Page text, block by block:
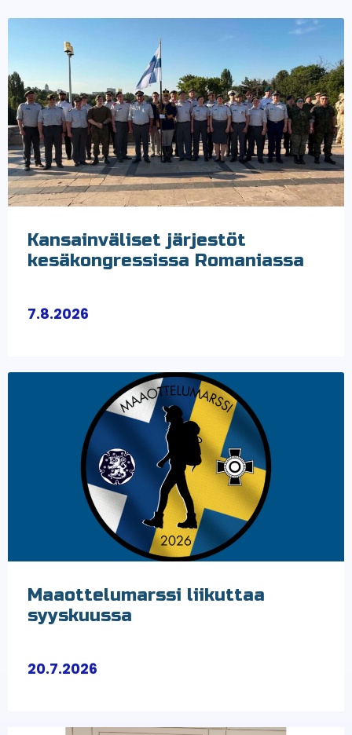
Kansainväliset järjestöt
kesäkongressissa Romaniassa
7.8.2026
Maaottelumarssi liikuttaa
syyskuussa
20.7.2026